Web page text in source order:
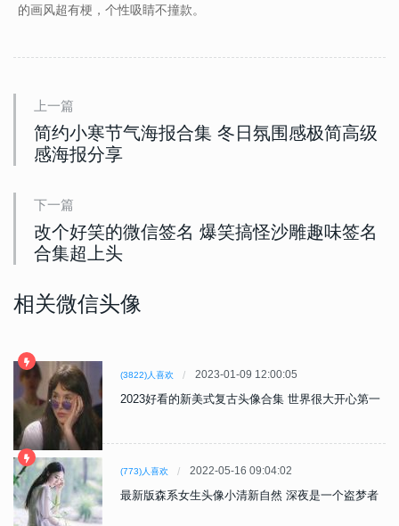
的画风超有梗，个性吸睛不撞款。
上一篇
简约小寒节气海报合集 冬日氛围感极简高级
感海报分享
下一篇
改个好笑的微信签名 爆笑搞怪沙雕趣味签名
合集超上头
相关微信头像
(3822)人喜欢 2023-01-09 12:00:05
2023好看的新美式复古头像合集 世界很大开心第一
(773)人喜欢 2022-05-16 09:04:02
最新版森系女生头像小清新自然 深夜是一个盗梦者